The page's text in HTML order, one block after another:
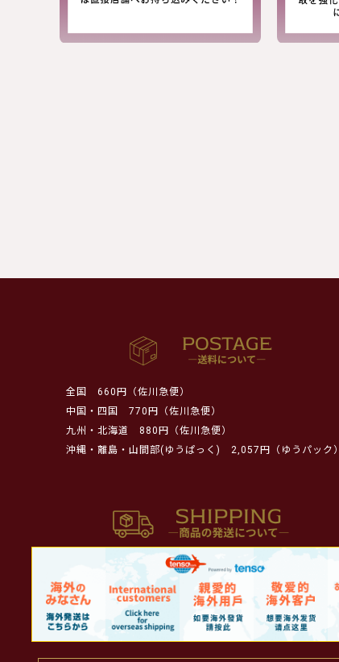
全国
660円（佐川急便）
中国・四国
770円（佐川急便）
九州・北海道
880円（佐川急便）
沖縄・離島・山間部(ゆうぱっく)
2,057円（ゆうパック）